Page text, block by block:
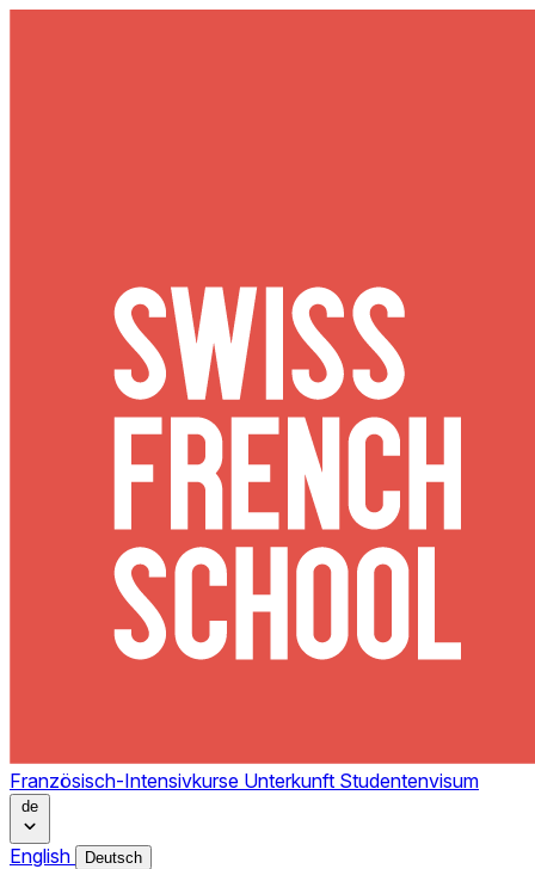
Französisch-Intensivkurse Unterkunft Studentenvisum
de
English Deutsch